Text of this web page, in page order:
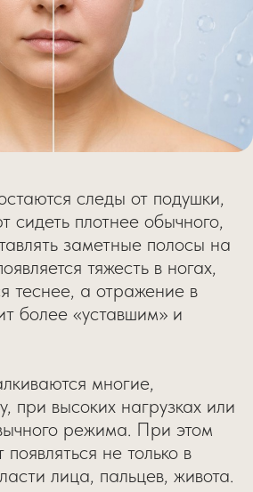
следы от подушки,
сидеть плотнее обычного,
заметные полосы на
тяжесть в ногах,
теснее, а отражение в
более «уставшим» и
многие,
при высоких нагрузках или
режима. При этом
не только в
лица, пальцев, живота.